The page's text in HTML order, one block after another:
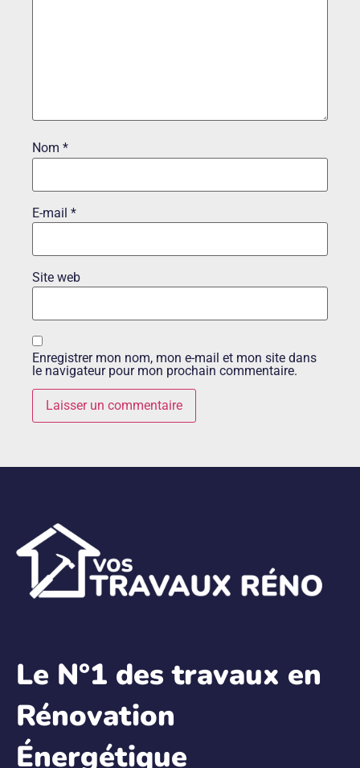
Nom *
E-mail *
Site web
Enregistrer mon nom, mon e-mail et mon site dans
le navigateur pour mon prochain commentaire.
Le N°1 des travaux en
Rénovation
Énergétique